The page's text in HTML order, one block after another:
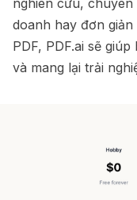
doanh hay đơn
PDF, PDF.ai sẽ
và mang lại trải